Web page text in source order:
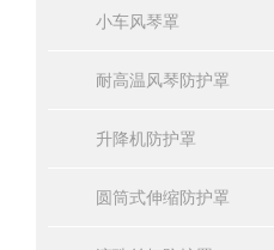
小车风琴罩
耐高温风琴防护罩
升降机防护罩
圆筒式伸缩防护罩